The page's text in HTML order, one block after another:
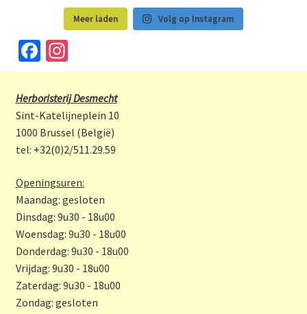
Meer laden Volg op Instagram
Fa
ce
b
o
o
k
In
st
a
gr
a
m
Herboristerij Desmecht
Sint-Katelijneplein 10
1000 Brussel (België)
tel: +32(0)2/511.29.59
Openingsuren:
Maandag: gesloten
Dinsdag: 9u30 - 18u00
Woensdag: 9u30 - 18u00
Donderdag: 9u30 - 18u00
Vrijdag: 9u30 - 18u00
Zaterdag: 9u30 - 18u00
Zondag: gesloten